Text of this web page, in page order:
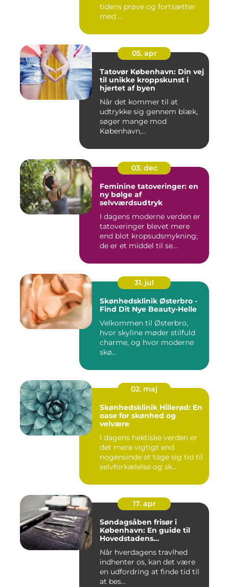
tidens prøve og fortsætter
med ...
05. apr
Tatovør København: Din vej
til unikke kroppskunst i
hjertet af byen
Når det kommer til at
udtrykke sig gennem blæk,
søger mange mod
København,...
03. dec
Feminine tatoveringer: en
ny bølge af
selvværdsudtryk
I dagens moderne verden er
tatoveringer blevet mere
end blot kropsudsmykning;
de er et middel til se...
31. jul
Skønhedsklinik Østerbro -
Find Dit Nye Beauty-Helle
Velkommen til Østerbro,
hvor skyline møder stilfuld
charme, og hvor moderne
skø...
02. maj
Skønhedsklinik Hillerød: En
oase for skønhed og
velvære
I dagens hektiske verden er
det mere vigtigt end
nogensinde at tage sig tid til
selvforkælelse og sk...
17. apr
Søndagsåben frisør i
København: En guide til
Hovedstadens
Når hverdagens travlhed
indhenter os, kan det være
en udfordring at finde tid til
at bes...